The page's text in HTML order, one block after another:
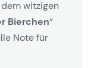
witzigen
Bierchen“
Note für